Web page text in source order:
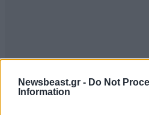
Newsbeast.gr - Do Not
Information
7 ΣΧΌΛΙΑ